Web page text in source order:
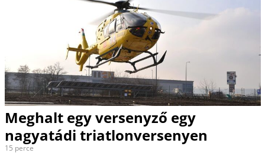
Meghalt egy versenyző egy
nagyatádi triatlonversenyen
15 perce